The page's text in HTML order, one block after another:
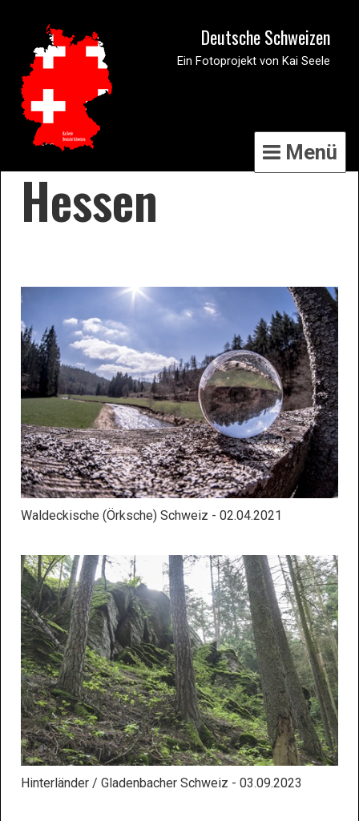
Deutsche Schweizen
Ein Fotoprojekt von Kai Seele
Menü
Hessen
Waldeckische (Örksche) Schweiz - 02.04.2021
Hinterländer / Gladenbacher Schweiz - 03.09.2023